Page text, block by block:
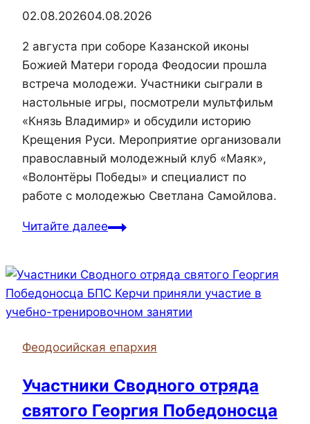
02.08.202604.08.2026
2 августа при соборе Казанской иконы
Божией Матери города Феодосии прошла
встреча молодежи. Участники сыграли в
настольные игры, посмотрели мультфильм
«Князь Владимир» и обсудили историю
Крещения Руси. Мероприятие организовали
православный молодежный клуб «Маяк»,
«Волонтёры Победы» и специалист по
работе с молодежью Светлана Самойлова.
Читайте далее
Феодосийская епархия
Участники Сводного отряда
святого Георгия Победоносца